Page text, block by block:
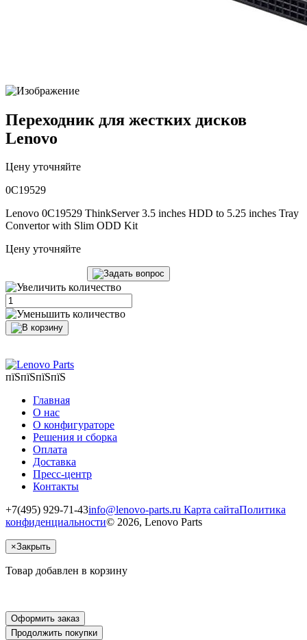
Переходник для жестких дисков
Lenovo
Цену уточняйте
0C19529
Lenovo 0C19529 ThinkServer 3.5 inches HDD to 5.25 inches Tray
Convertor with Slim ODD Kit
Цену уточняйте
пїЅпїЅпїЅпїЅ
Главная
О нас
О конфигураторе
Решения и сборка
Оплата
Доставка
Пресс-центр
Контакты
+7(495) 929-71-43info@lenovo-parts.ru Карта сайтаПолитика
конфиденциальности© 2026, Lenovo Parts
×Закрыть
Товар добавлен в корзину
Оформить заказ
Продолжить покупки